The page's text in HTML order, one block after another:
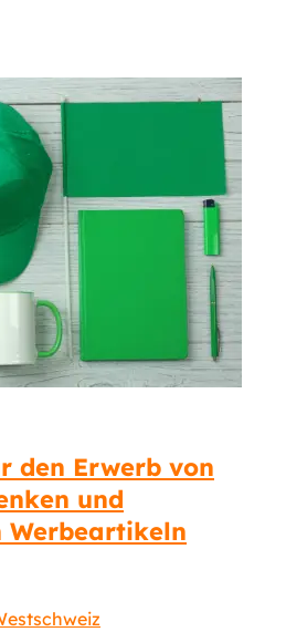
den Erwerb von
und
Werbeartikeln